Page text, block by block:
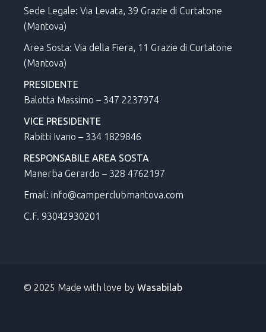
Sede Legale: Via Levata, 39 Grazie di Curtatone
(Mantova)
Area Sosta: Via della Fiera, 11 Grazie di Curtatone
(Mantova)
PRESIDENTE
Balotta Massimo – 347 2237974
VICE PRESIDENTE
Rabitti Ivano – 334 1829846
RESPONSABILE AREA SOSTA
Manerba Gerardo – 328 4762197
Email: info@camperclubmantova.com
C.F. 93042930201
© 2025 Made with love byWasabilab